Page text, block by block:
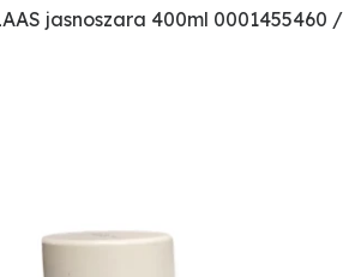
jasnoszara 400ml 0001455460